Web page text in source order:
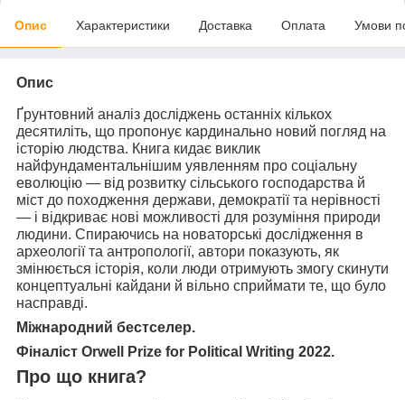
Опис Характеристики Доставка Оплата Умови
Опис
Ґрунтовний аналіз досліджень останніх кількох
десятиліть, що пропонує кардинально новий погляд на
історію людства. Книга кидає виклик
найфундаментальнішим уявленням про соціальну
еволюцію — від розвитку сільського господарства й
міст до походження держави, демократії та нерівності
— і відкриває нові можливості для розуміння природи
людини. Спираючись на новаторські дослідження в
археології та антропології, автори показують, як
змінюється історія, коли люди отримують змогу скинути
концептуальні кайдани й вільно сприймати те, що було
насправді.
Міжнародний бестселер.
Фіналіст Orwell Prize for Political Writing 2022.
Про що книга?